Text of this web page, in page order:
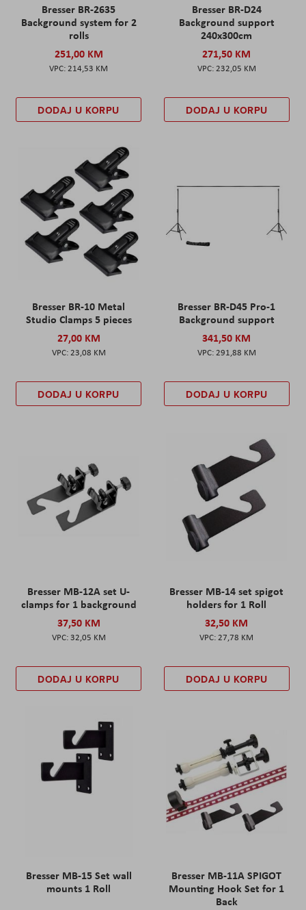
Bresser BR-2635
Background system for 2
rolls
251,00 KM
214,53 KM
DODAJ U KORPU
Bresser BR-D24
Background support
240x300cm
271,50 KM
232,05 KM
DODAJ U KORPU
Bresser BR-10 Metal
Studio Clamps 5 pieces
27,00 KM
23,08 KM
DODAJ U KORPU
Bresser BR-D45 Pro-1
Background support
341,50 KM
291,88 KM
DODAJ U KORPU
Bresser MB-12A set U-
clamps for 1 background
37,50 KM
32,05 KM
DODAJ U KORPU
Bresser MB-14 set spigot
holders for 1 Roll
32,50 KM
27,78 KM
DODAJ U KORPU
Bresser MB-15 Set wall
mounts 1 Roll
Bresser MB-11A SPIGOT
Mounting Hook Set for 1
Back